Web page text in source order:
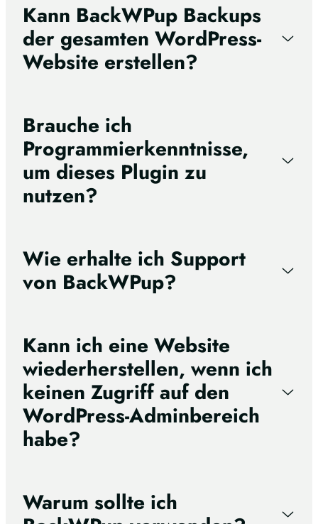
Kann BackWPup Backups
der gesamten WordPress-
Website erstellen?
Brauche ich
Programmierkenntnisse,
um dieses Plugin zu
nutzen?
Wie erhalte ich Support
von BackWPup?
Kann ich eine Website
wiederherstellen, wenn ich
keinen Zugriff auf den
WordPress-Adminbereich
habe?
Warum sollte ich